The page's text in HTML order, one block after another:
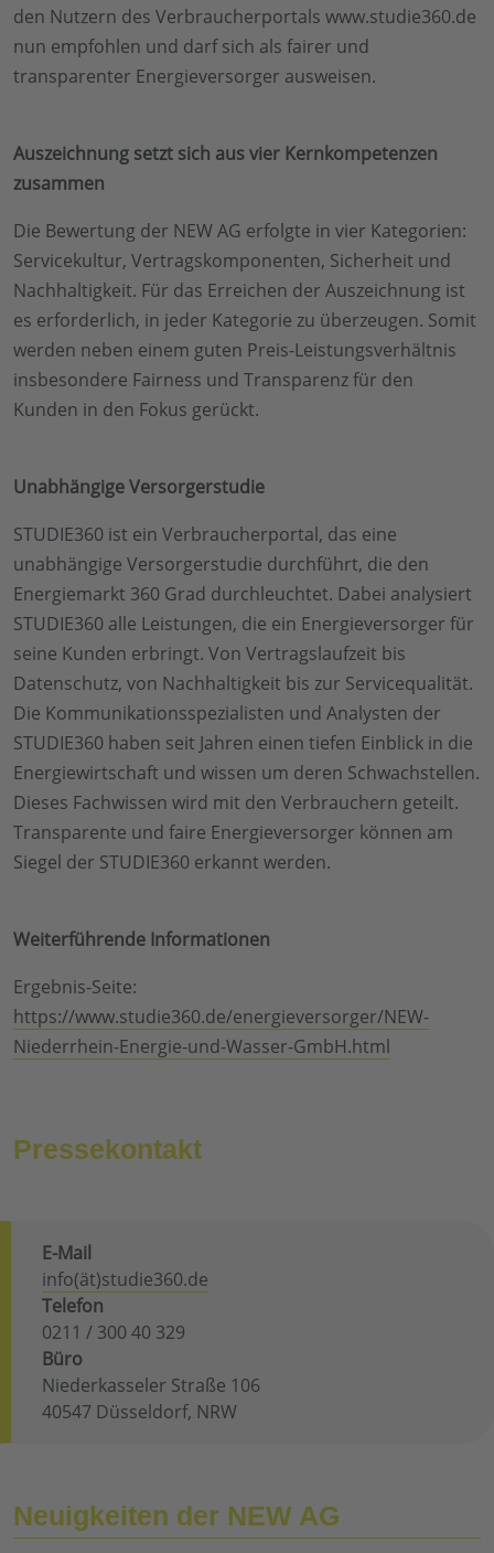
den Nutzern des Verbraucherportals www.studie360.de
nun empfohlen und darf sich als fairer und
transparenter Energieversorger ausweisen.
Auszeichnung setzt sich aus vier Kernkompetenzen
zusammen
Die Bewertung der NEW AG erfolgte in vier Kategorien:
Servicekultur, Vertragskomponenten, Sicherheit und
Nachhaltigkeit. Für das Erreichen der Auszeichnung ist
es erforderlich, in jeder Kategorie zu überzeugen. Somit
werden neben einem guten Preis-Leistungsverhältnis
insbesondere Fairness und Transparenz für den
Kunden in den Fokus gerückt.
Unabhängige Versorgerstudie
STUDIE360 ist ein Verbraucherportal, das eine
unabhängige Versorgerstudie durchführt, die den
Energiemarkt 360 Grad durchleuchtet. Dabei analysiert
STUDIE360 alle Leistungen, die ein Energieversorger für
seine Kunden erbringt. Von Vertragslaufzeit bis
Datenschutz, von Nachhaltigkeit bis zur Servicequalität.
Die Kommunikationsspezialisten und Analysten der
STUDIE360 haben seit Jahren einen tiefen Einblick in die
Energiewirtschaft und wissen um deren Schwachstellen.
Dieses Fachwissen wird mit den Verbrauchern geteilt.
Transparente und faire Energieversorger können am
Siegel der STUDIE360 erkannt werden.
Weiterführende Informationen
Ergebnis-Seite:
https://www.studie360.de/energieversorger/NEW-
Niederrhein-Energie-und-Wasser-GmbH.html
Pressekontakt
E-Mail
info(ät)studie360.de
Telefon
0211 / 300 40 329
Büro
Niederkasseler Straße 106
40547 Düsseldorf, NRW
Neuigkeiten der NEW AG